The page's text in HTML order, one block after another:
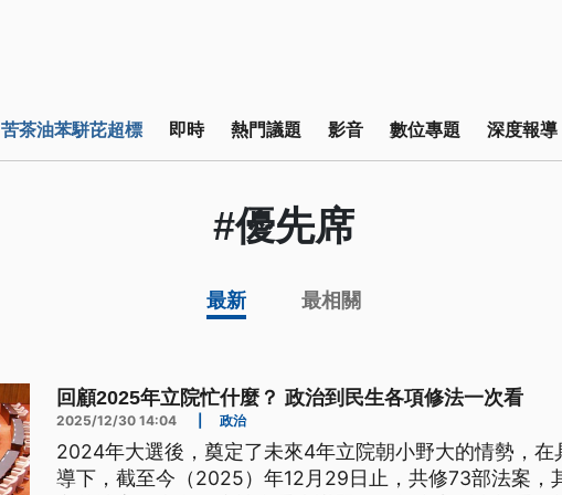
苦茶油苯駢芘超標 即時 熱門議題 影音 數位專題 深度報導
#優先席
最新 最相關
回顧2025年立院忙什麼？ 政治到民生各項修法一次看
2025/12/30 14:04 政治
2024年大選後，奠定了未來4年立院朝小野大的情勢，在
導下，截至今（2025）年12月29日止，共修73部法案，